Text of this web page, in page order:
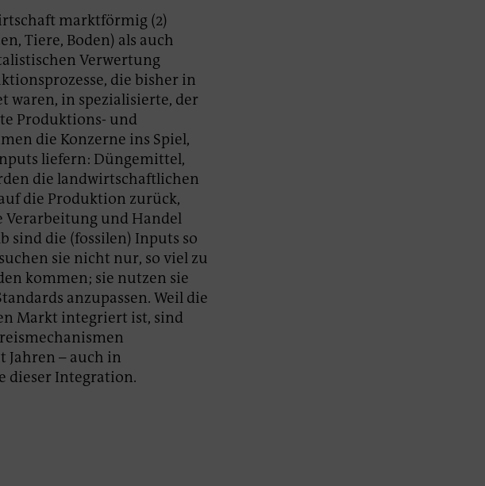
marktförmig (2)
Tiere, Boden) als auch
Verwertung
die bisher in
waren, in spezialisierte, der
Produktions- und
die Konzerne ins Spiel,
liefern: Düngemittel,
die landwirtschaftlichen
die Produktion zurück,
Verarbeitung und Handel
sind die (fossilen) Inputs so
sie nicht nur, so viel zu
kommen; sie nutzen sie
anzupassen. Weil die
Markt integriert ist, sind
Jahren – auch in
dieser Integration.